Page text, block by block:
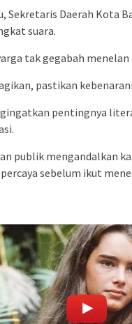
Sekretaris Daerah Kota
suara.
tak gegabah
pastikan
pentingnya
publik mengandalkan
sebelum ikut